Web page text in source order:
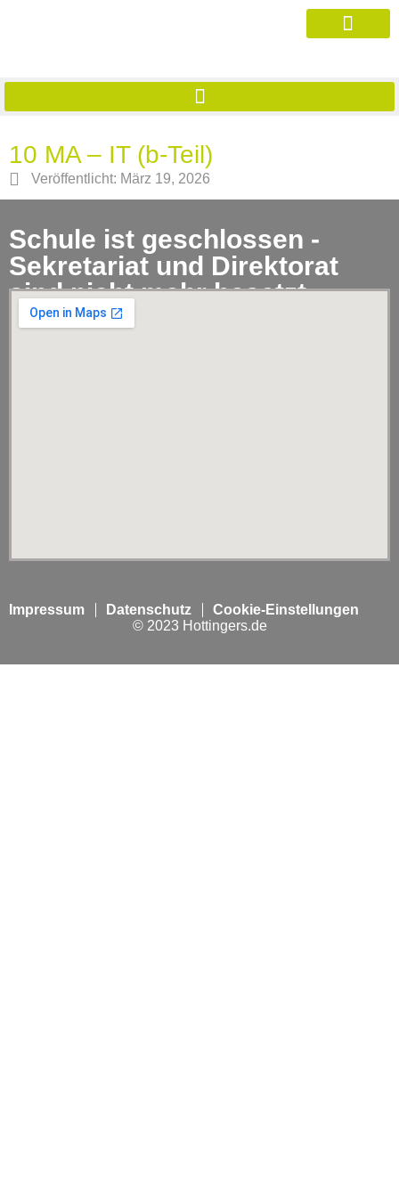
10 MA – IT (b-Teil)
Veröffentlicht: März 19, 2026
Schule ist geschlossen -
Sekretariat und Direktorat
sind nicht mehr besetzt.
Impressum Datenschutz
Cookie-Einstellungen
© 2023 Hottingers.de